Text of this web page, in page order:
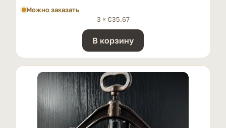
Можно заказать
3 × €35.67
В корзину